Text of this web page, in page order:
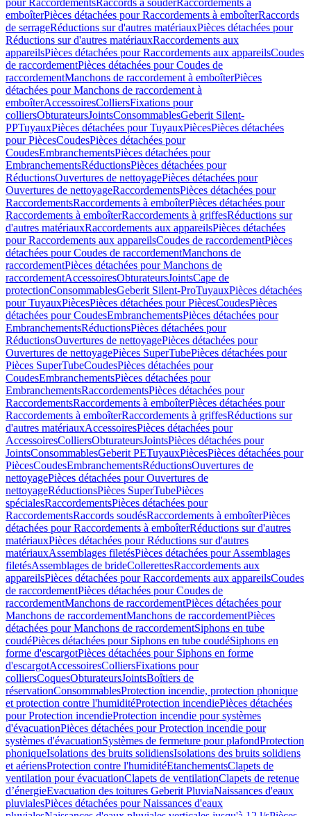
pour RaccordementsRaccords à souderRaccordements à
emboîterPièces détachées pour Raccordements à emboîterRaccords
de serrageRéductions sur d'autres matériauxPièces détachées pour
Réductions sur d'autres matériauxRaccordements aux
appareilsPièces détachées pour Raccordements aux appareilsCoudes
de raccordementPièces détachées pour Coudes de
raccordementManchons de raccordement à emboîterPièces
détachées pour Manchons de raccordement à
emboîterAccessoiresColliersFixations pour
colliersObturateursJointsConsommablesGeberit Silent-
PPTuyauxPièces détachées pour TuyauxPiècesPièces détachées
pour PiècesCoudesPièces détachées pour
CoudesEmbranchementsPièces détachées pour
EmbranchementsRéductionsPièces détachées pour
RéductionsOuvertures de nettoyagePièces détachées pour
Ouvertures de nettoyageRaccordementsPièces détachées pour
RaccordementsRaccordements à emboîterPièces détachées pour
Raccordements à emboîterRaccordements à griffesRéductions sur
d'autres matériauxRaccordements aux appareilsPièces détachées
pour Raccordements aux appareilsCoudes de raccordementPièces
détachées pour Coudes de raccordementManchons de
raccordementPièces détachées pour Manchons de
raccordementAccessoiresObturateursJointsCape de
protectionConsommablesGeberit Silent-ProTuyauxPièces détachées
pour TuyauxPiècesPièces détachées pour PiècesCoudesPièces
détachées pour CoudesEmbranchementsPièces détachées pour
EmbranchementsRéductionsPièces détachées pour
RéductionsOuvertures de nettoyagePièces détachées pour
Ouvertures de nettoyagePièces SuperTubePièces détachées pour
Pièces SuperTubeCoudesPièces détachées pour
CoudesEmbranchementsPièces détachées pour
EmbranchementsRaccordementsPièces détachées pour
RaccordementsRaccordements à emboîterPièces détachées pour
Raccordements à emboîterRaccordements à griffesRéductions sur
d'autres matériauxAccessoiresPièces détachées pour
AccessoiresColliersObturateursJointsPièces détachées pour
JointsConsommablesGeberit PETuyauxPiècesPièces détachées pour
PiècesCoudesEmbranchementsRéductionsOuvertures de
nettoyagePièces détachées pour Ouvertures de
nettoyageRéductionsPièces SuperTubePièces
spécialesRaccordementsPièces détachées pour
RaccordementsRaccords soudésRaccordements à emboîterPièces
détachées pour Raccordements à emboîterRéductions sur d'autres
matériauxPièces détachées pour Réductions sur d'autres
matériauxAssemblages filetésPièces détachées pour Assemblages
filetésAssemblages de brideCollerettesRaccordements aux
appareilsPièces détachées pour Raccordements aux appareilsCoudes
de raccordementPièces détachées pour Coudes de
raccordementManchons de raccordementPièces détachées pour
Manchons de raccordementManchons de raccordementPièces
détachées pour Manchons de raccordementSiphons en tube
coudéPièces détachées pour Siphons en tube coudéSiphons en
forme d'escargotPièces détachées pour Siphons en forme
d'escargotAccessoiresColliersFixations pour
colliersCoquesObturateursJointsBoîtiers de
réservationConsommablesProtection incendie, protection phonique
et protection contre l'humiditéProtection incendiePièces détachées
pour Protection incendieProtection incendie pour systèmes
d'évacuationPièces détachées pour Protection incendie pour
systèmes d'évacuationSystèmes de fermeture pour plafondProtection
phoniqueIsolations des bruits solidiensIsolations des bruits solidiens
et aériensProtection contre l'humiditéEtanchementsClapets de
ventilation pour évacuationClapets de ventilationClapets de retenue
d’énergieEvacuation des toitures Geberit PluviaNaissances d'eaux
pluvialesPièces détachées pour Naissances d'eaux